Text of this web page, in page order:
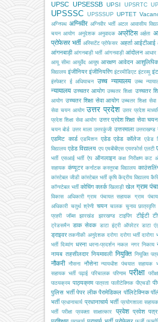
UPSC UPSESSB UPSI UPSRTC
UPSSSC UPSSSUP UPTET
अग्निपथ अग्निवीर अग्निवीर भर्ती अटल आवासीय
चयन आयोग अनुदेशक अनुवादक अप्रेंटिस अर्हता
प्रोफेसर भर्ती अस्सिटेंट प्रोफेसर अहर्ता आईटीआई
आंगनबाड़ी आंगनबाड़ी भर्ती आंगनवाड़ी आंदोलन आधार
आयु सीमा आयुर्वेद आयुष आरक्षण आवेदन आशुलिपिक
विद्यालय इंजीनियर इंजीनियरिंग इंटरमीडिएट इंटरव्यू
इंस्पेक्टर ई अधियाचन उच्च न्यायालय उच्च
न्यायालय उच्चतर आयोग उच्चतर शिक्षा उच्चतर
आयोग उच्चतर शिक्षा सेवा आयोग उच्चतर शिक्षा
सेवा चयन आयोग उत्तर प्रदेश उत्तर प्रदेश
प्रदेश शिक्षा सेवा आयोग उत्तर प्रदेश शिक्षा सेवा
चयन बोर्ड उत्तर माला उत्तरकुंजी उत्तरमाला उत्तराखण्ड
एडमिट कार्ड एडमिशन एडेड एडेड कॉलेज एडेड
विद्यालय एडेड विद्यालय एप एमबीबीएस एयरफोर्स एलटी
भर्ती एसआई भर्ती ऐप ऑनलाइन कक्ष निरीक्षण कट
सहायक कंप्यूटर कर्नाटक कस्तूरबा विद्यालय
कांस्टेबल जीडी कांस्टेबल भर्ती कृषि केंद्रीय विद्यालय
कॉन्स्टेबल भर्ती कोचिंग क्लर्क खिलाड़ी खेल ग्राम
विकास अधिकारी ग्राम पंचायत सहायक ग्राम
अधिकारी चतुर्थ श्रेणी चयन चालक चुनाव छात्रवृत्ति
प्रहरी
जॉब्स झारखंड झारखण्ड टाइपिंग टीईटी
ट्रेडसमैन डाक सेवक डाटा इंट्री ऑपरेटर डाटा
ड्राइवर तकनीकी अनुदेशक दरोगा दरोगा भर्ती दारोगा
भर्ती दिव्यांग धरना धरना-प्रदर्शन नकल नगर निकाय
नायब तहसीलदार नियमावली नियुक्ति नियुक्ति पत्र
नौकरी नौसना नौसेना न्यायधीश पंचयात सहायक
सहायक भर्ती पढ़ाई परिचालक परिणाम परीक्षा
पाठयक्रम पाठ्यक्रम पात्रता पालीटेक्निक पीएचडी
पुलिस भर्ती पेपर लीक पैरामेडिकल पॉलिटेक्निक
भर्ती प्रधानाचार्य प्रधानाचार्य भर्ती प्रयोगशाला सहायक
भर्ती परीक्षा
प्रवक्ता साक्षात्कार प्रवेश प्रवेश पत्र